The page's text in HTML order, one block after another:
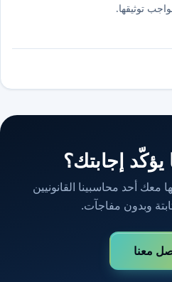
توثيقها.
إجابتك؟
معك أحد محاسبينا القانونيين
وبدون مفاجآت.
معنا